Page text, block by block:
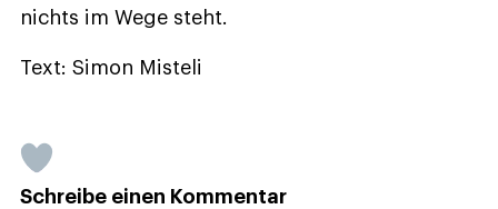
nichts im Wege steht.
Text: Simon Misteli
Schreibe einen Kommentar